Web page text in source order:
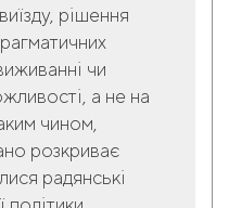
рішення
чи
а не на
чином,
розкриває
радянські